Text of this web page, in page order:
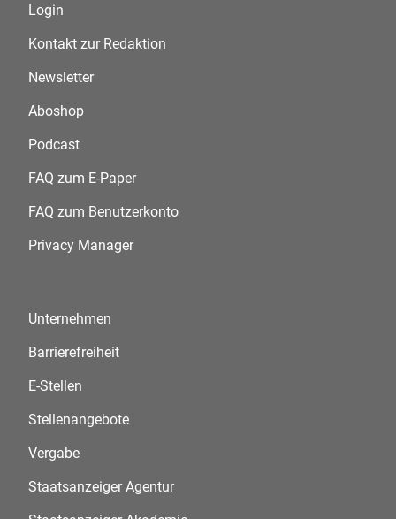
Login
Kontakt zur Redaktion
Newsletter
Aboshop
Podcast
FAQ zum E-Paper
FAQ zum Benutzerkonto
Privacy Manager
Unternehmen
Barrierefreiheit
E-Stellen
Stellenangebote
Vergabe
Staatsanzeiger Agentur